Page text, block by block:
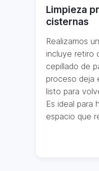
Limpieza
cisternas
Realizamos
incluye retiro
cepillado de
proceso deja
listo para
Es ideal para
espacio que